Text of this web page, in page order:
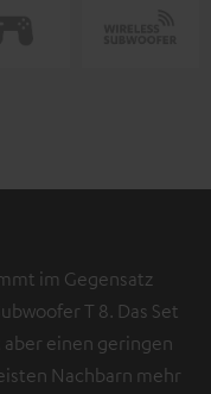
im Gegensatz
T 8. Das Set
einen geringen
Nachbarn mehr